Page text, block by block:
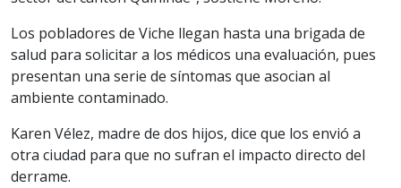
Los pobladores de Viche llegan hasta una brigada de
salud para solicitar a los médicos una evaluación, pues
presentan una serie de síntomas que asocian al
ambiente contaminado.
Karen Vélez, madre de dos hijos, dice que los envió a
otra ciudad para que no sufran el impacto directo del
derrame.